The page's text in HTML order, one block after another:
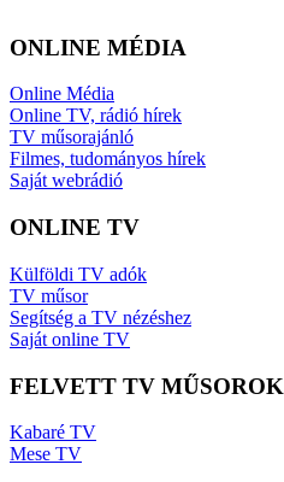
ONLINE MÉDIA
Online Média
Online TV, rádió hírek
TV műsorajánló
Filmes, tudományos hírek
Saját webrádió
ONLINE TV
Külföldi TV adók
TV műsor
Segítség a TV nézéshez
Saját online TV
FELVETT TV MŰSOROK
Kabaré TV
Mese TV